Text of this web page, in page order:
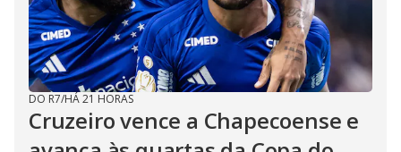
DO R7/HÁ 21 HORAS
Cruzeiro vence a Chapecoense e